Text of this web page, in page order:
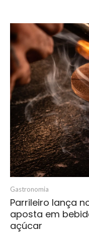
Gastronomia
Parrileiro lança
aposta em
açúcar